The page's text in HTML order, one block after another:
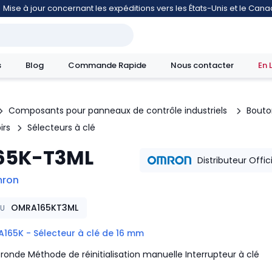
Mise à jour concernant les expéditions vers les États-Unis et le
Blog Commande Rapide Nous contacter En
Composants pour panneaux de contrôle industriels
Sélecteurs à clé
T3ML Distributeur
OMRA165KT3ML
- Sélecteur à clé de 16 mm
Méthode de réinitialisation manuelle Interrupteur à clé